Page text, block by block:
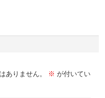
ありません。 ※ が付いてい